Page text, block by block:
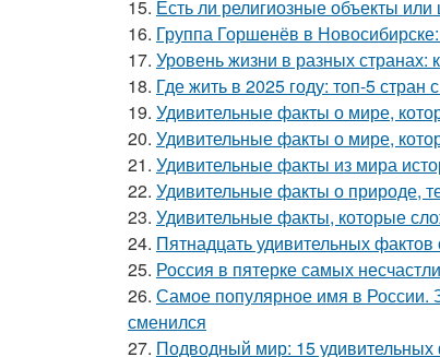
15. Есть ли религиозные объекты или
16. Группа Горшенёв в
17. Уровень жизни в разных странах:
18. Где жить в 2025 году: топ-5
19. Удивительные факты о мире,
20. Удивительные факты о мире,
21. Удивительные факты из мира
22. Удивительные факты о природе,
23. Удивительные факты, которые
24. Пятнадцать удивительных
25. Россия в пятерке самых
26. Самое популярное имя в России.
сменился
27. Подводный мир: 15